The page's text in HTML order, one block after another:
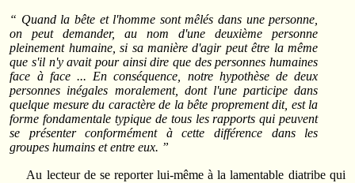
“ Quand la bête et l'homme sont mêlés dans une personne,
on peut demander, au nom d'une deuxième personne
pleinement humaine, si sa manière d'agir peut être la même
que s'il n'y avait pour ainsi dire que des personnes humaines
face à face ... En conséquence, notre hypothèse de deux
personnes inégales moralement, dont l'une participe dans
quelque mesure du caractère de la bête proprement dit, est la
forme fondamentale typique de tous les rapports qui peuvent
se présenter conformément à cette différence dans les
groupes humains et entre eux. ”
Au lecteur de se reporter lui-même à la lamentable diatribe qui